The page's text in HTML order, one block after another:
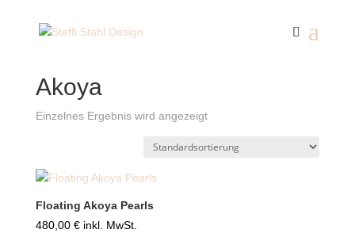
Akoya
Einzelnes Ergebnis wird angezeigt
Floating Akoya Pearls
480,00 € inkl. MwSt.